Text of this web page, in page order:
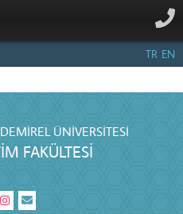
TR EN
ÜNIVERSITESI
FAKÜLTESI